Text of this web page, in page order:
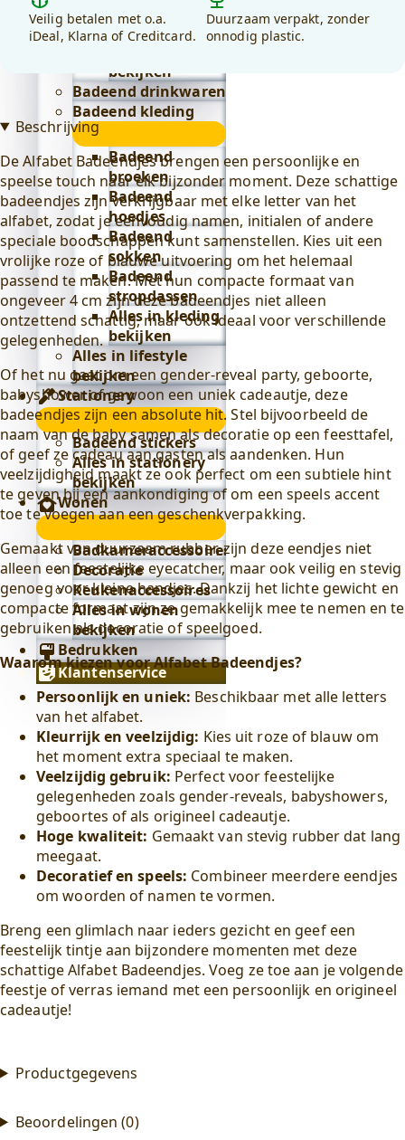
Badjassen
Alles in
bekijken
Badeend drinkwaren
Badeend kleding
Badeend
broeken
Badeend
hoedjes
Badeend
sokken
Badeend
stropdassen
Alles in kleding
bekijken
Alles in lifestyle
bekijken
Stationery
Stationery
submenu
Badeend stickers
Alles in stationery
bekijken
Wonen
Wonen
submenu
Badkameraccessoires
Decoratie
Keukenaccessoires
Alles in wonen
bekijken
Bedrukken
Klantenservice
Veilig betalen met o.a.
iDeal, Klarna of Creditcard.
Duurzaam verpakt, zonder
onnodig plastic.
Beschrijving
De Alfabet Badeendjes brengen een persoonlijke en
speelse touch naar elk bijzonder moment. Deze schattige
badeendjes zijn verkrijgbaar met elke letter van het
alfabet, zodat je eenvoudig namen, initialen of andere
speciale boodschappen kunt samenstellen. Kies uit een
vrolijke roze of blauwe uitvoering om het helemaal
passend te maken. Met hun compacte formaat van
ongeveer 4 cm zijn deze badeendjes niet alleen
ontzettend schattig, maar ook ideaal voor verschillende
gelegenheden.
Of het nu gaat om een gender-reveal party, geboorte,
babyshower of gewoon een uniek cadeautje, deze
badeendjes zijn een absolute hit. Stel bijvoorbeeld de
naam van de baby samen als decoratie op een feesttafel,
of geef ze cadeau aan gasten als aandenken. Hun
veelzijdigheid maakt ze ook perfect om een subtiele hint
te geven bij een aankondiging of om een speels accent
toe te voegen aan een geschenkverpakking.
Gemaakt van duurzaam rubber, zijn deze eendjes niet
alleen een feestelijke eyecatcher, maar ook veilig en stevig
genoeg voor kleine handjes. Dankzij het lichte gewicht en
compacte formaat zijn ze gemakkelijk mee te nemen en te
gebruiken als decoratie of speelgoed.
Waarom kiezen voor Alfabet Badeendjes?
Persoonlijk en uniek: Beschikbaar met alle letters
van het alfabet.
Kleurrijk en veelzijdig: Kies uit roze of blauw om
het moment extra speciaal te maken.
Veelzijdig gebruik: Perfect voor feestelijke
gelegenheden zoals gender-reveals, babyshowers,
geboortes of als origineel cadeautje.
Hoge kwaliteit: Gemaakt van stevig rubber dat lang
meegaat.
Decoratief en speels: Combineer meerdere eendjes
om woorden of namen te vormen.
Breng een glimlach naar ieders gezicht en geef een
feestelijk tintje aan bijzondere momenten met deze
schattige Alfabet Badeendjes. Voeg ze toe aan je volgende
feestje of verras iemand met een persoonlijk en origineel
cadeautje!
Productgegevens
Beoordelingen (0)